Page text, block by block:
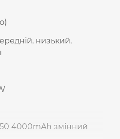
низький,
4000mAh змінний